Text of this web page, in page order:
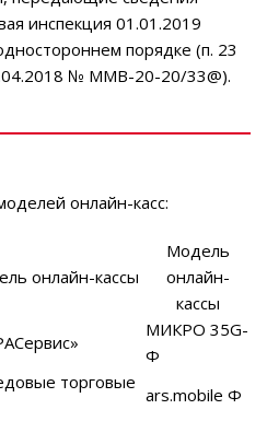
инспекция 01.01.2019
порядке (п. 23
№ ММВ-20-20/33@).
онлайн-касс:
онлайн-кассы
Модель
онлайн-
кассы
МИКРО 35G-
Ф
торговые
ars.mobile Ф